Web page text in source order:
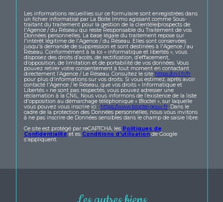
Les informations recueillies sur ce formulaire sont enregistrées dans
un fichier informatisé par La Boite Immo agissant comme Sous-
traitant du traitement pour la gestion de la clientèle/prospects de
l'Agence / du Réseau qui reste Responsable du Traitement de vos
Données personnelles. La base légale du traitement repose sur
l'intérêt légitime de l'Agence / du Réseau. Elles sont conservées
jusqu'à demande de suppression et sont destinées à l'Agence / au
Réseau. Conformément à la loi « informatique et libertés », vous
disposez des droits d’accès, de rectification, d’effacement,
d’opposition, de limitation et de portabilité de vos données. Vous
pouvez retirer votre consentement à tout moment en contactant
directement l’Agence / Le Réseau. Consultez le sitehttps://cnil.fr/fr
pour plus d’informations sur vos droits. Si vous estimez, après avoir
contacté l'Agence / le Réseau, que vos droits « Informatique et
Libertés » ne sont pas respectés, vous pouvez adresser une
réclamation à la CNIL. Nous vous informons de l’existence de la liste
d'opposition au démarchage téléphonique « Bloctel », sur laquelle
vous pouvez vous inscrire ici :https://www.bloctel.gouv.fr. Dans le
à ne pas inscrire de Données sensibles dans le champ de saisie libre.
Ce site est protégé par reCAPTCHA, les